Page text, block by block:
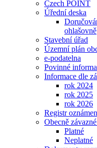
Czech POINT
Úřední deska
ohlašovně
Stavební úřad
Územní plán
e-podatelna
Povinné
Informace dle
rok 2024
rok 2025
rok 2026
Registr
Obecně
Platné
Neplatné